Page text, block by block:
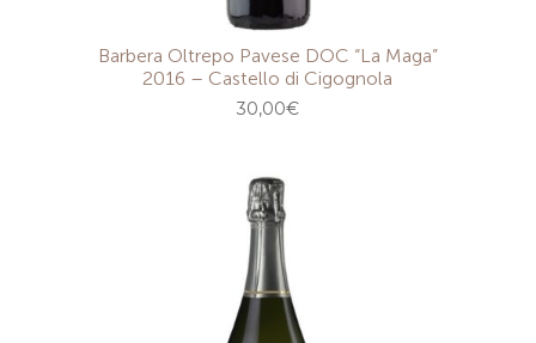
Barbera Oltrepo Pavese DOC “La Maga”
2016 – Castello di Cigognola
30,00€